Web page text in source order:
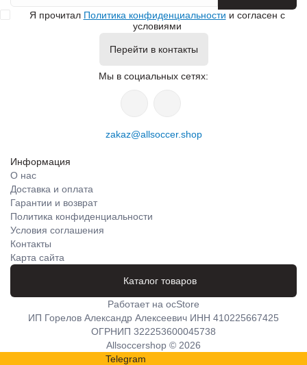
Я прочитал Политика конфиденциальности и согласен с
условиями
Перейти в контакты
Мы в социальных сетях:
zakaz@allsoccer.shop
Информация
О нас
Доставка и оплата
Гарантии и возврат
Политика конфиденциальности
Условия соглашения
Контакты
Карта сайта
Каталог товаров
Работает на ocStore
ИП Горелов Александр Алексеевич ИНН 410225667425
ОГРНИП 322253600045738
Allsoccershop © 2026
Telegram